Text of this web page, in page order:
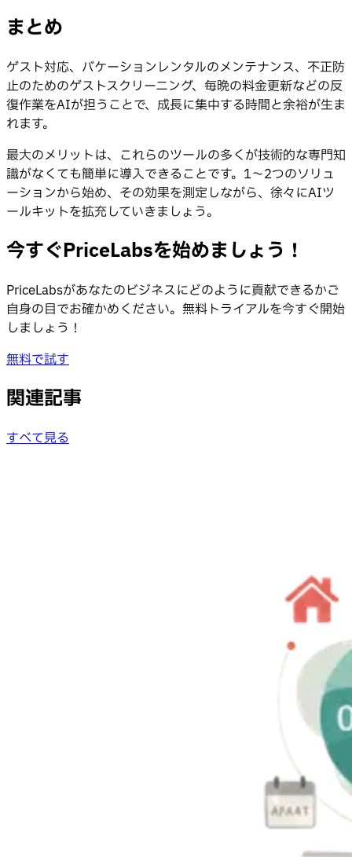
まとめ
ゲスト対応、バケーションレンタルのメンテナンス、不正防
止のためのゲストスクリーニング、毎晩の料金更新などの反
復作業をAIが担うことで、成長に集中する時間と余裕が生ま
れます。
最大のメリットは、これらのツールの多くが技術的な専門知
識がなくても簡単に導入できることです。1〜2つのソリュ
ーションから始め、その効果を測定しながら、徐々にAIツ
ールキットを拡充していきましょう。
今すぐPriceLabsを始めましょう！
PriceLabsがあなたのビジネスにどのように貢献できるかご
自身の目でお確かめください。無料トライアルを今すぐ開始
しましょう！
無料で試す
関連記事
すべて見る